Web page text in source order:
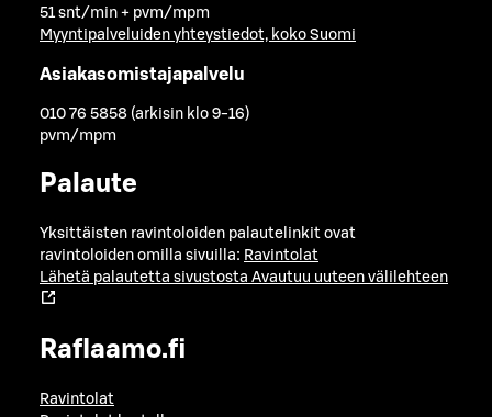
51 snt/min + pvm/mpm
Myyntipalveluiden yhteystiedot, koko Suomi
Asiakasomistajapalvelu
010 76 5858 (arkisin klo 9-16)
pvm/mpm
Palaute
Yksittäisten ravintoloiden palautelinkit ovat
ravintoloiden omilla sivuilla: Ravintolat
Lähetä palautetta sivustosta Avautuu uuteen välilehteen
Raflaamo.fi
Ravintolat